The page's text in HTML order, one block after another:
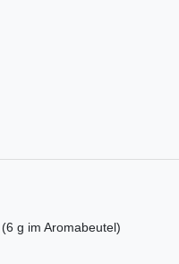
g im Aromabeutel)